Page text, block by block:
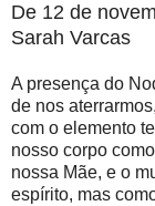
De 12 de
Sarah Varcas
A presença do
de nos
com o elemento
nosso corpo
nossa Mãe, e o
espírito, mas